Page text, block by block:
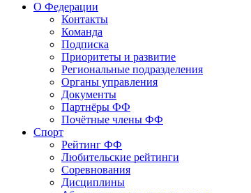
О Федерации
Контакты
Команда
Подписка
Приоритеты и развитие
Региональные подразделения
Органы управления
Документы
Партнёры ФФ
Почётные члены ФФ
Спорт
Рейтинг ФФ
Любительские рейтинги
Соревнования
Дисциплины